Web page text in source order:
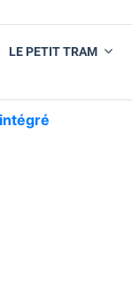
LE PETIT TRAM